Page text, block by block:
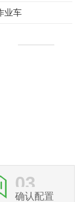
业车
03
确认配置